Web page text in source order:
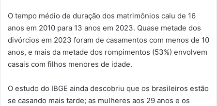
O tempo médio de duração dos matrimônios caiu de 16
anos em 2010 para 13 anos em 2023. Quase metade dos
divórcios em 2023 foram de casamentos com menos de 10
anos, e mais da metade dos rompimentos (53%) envolvem
casais com filhos menores de idade.
O estudo do IBGE ainda descobriu que os brasileiros estão
se casando mais tarde; as mulheres aos 29 anos e os